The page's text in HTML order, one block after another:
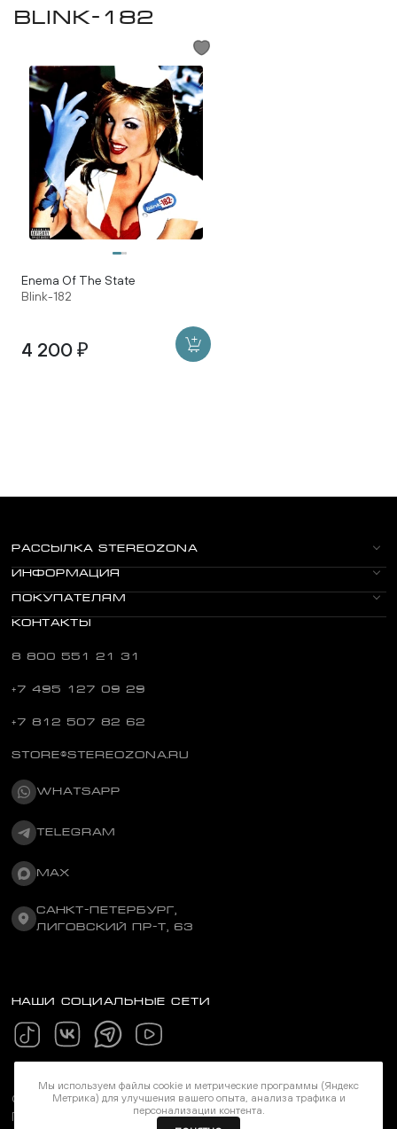
Blink-182
Blink-182
Enema Of The State
4 200 ₽
РАССЫЛКА STEREOZONA
ИНФОРМАЦИЯ
ПОКУПАТЕЛЯМ
КОНТАКТЫ
8 800 551 21 31
+7 495 127 09 29
+7 812 507 82 62
STORE@STEREOZONA.RU
WHATSAPP
TELEGRAM
MAX
САНКТ-ПЕТЕРБУРГ,
ЛИГОВСКИЙ ПР-Т, 63
НАШИ СОЦИАЛЬНЫЕ СЕТИ
©Stereozona 2026. Все права защищены
Политика конфиденциальности
Мы используем файлы cookie и метрические программы (Яндекс
Метрика) для улучшения вашего опыта, анализа трафика и
персонализации контента.